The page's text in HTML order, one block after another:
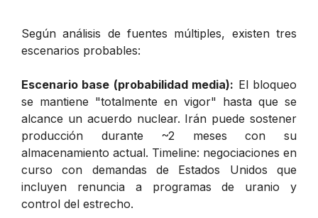
Según análisis de fuentes múltiples, existen tres
escenarios probables:
Escenario base (probabilidad media): El bloqueo
se mantiene "totalmente en vigor" hasta que se
alcance un acuerdo nuclear. Irán puede sostener
producción durante ~2 meses con su
almacenamiento actual. Timeline: negociaciones en
curso con demandas de Estados Unidos que
incluyen renuncia a programas de uranio y
control del estrecho.